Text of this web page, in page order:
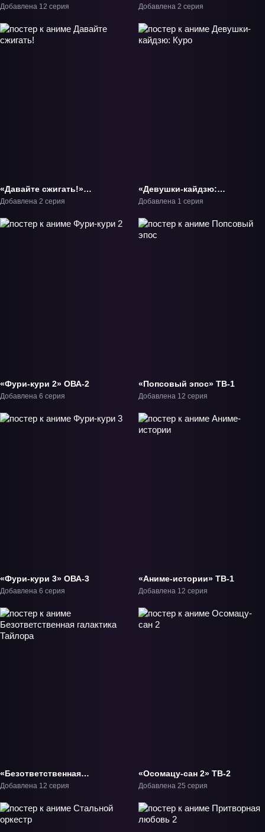
альтернативного мира»
Добавлена 12 серия монстра» ОВА-1
Добавлена 2 серия
«Давайте сжигать!»
ОВА-1
Добавлена 2 серия
«Девушки-кайдзю:
Куро» Фильм-1
Добавлена 1 серия
«Фури-кури 2» ОВА-2
Добавлена 6 серия
«Попсовый эпос» ТВ-1
Добавлена 12 серия
«Фури-кури 3» ОВА-3
Добавлена 6 серия
«Аниме-истории» ТВ-1
Добавлена 12 серия
«Безответственная
галактика Тайлора» ТВ-2
Добавлена 12 серия
«Осомацу-сан 2» ТВ-2
Добавлена 25 серия